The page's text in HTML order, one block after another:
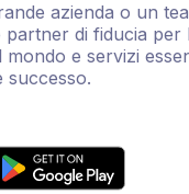
azienda o un
partner di fiducia per
mondo e servizi
successo.